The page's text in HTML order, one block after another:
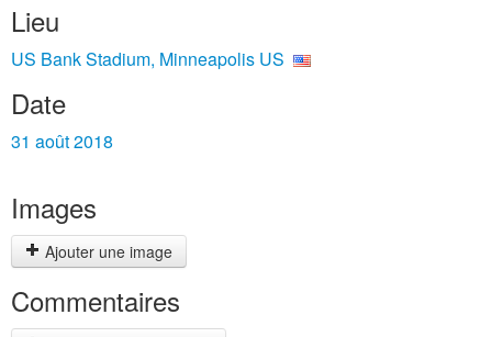
Lieu
US Bank Stadium, Minneapolis US
Date
31 août 2018
Images
Ajouter une image
Commentaires